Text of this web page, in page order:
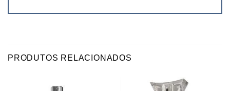
PRODUTOS RELACIONADOS